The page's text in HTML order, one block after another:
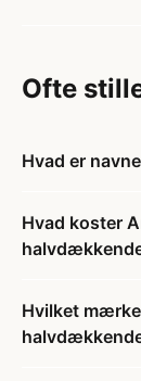
Ofte
Hvad er
Hvad koster
Hvilket